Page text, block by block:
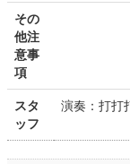
その
他注
意事
項
スタ
ッフ
演奏：打打